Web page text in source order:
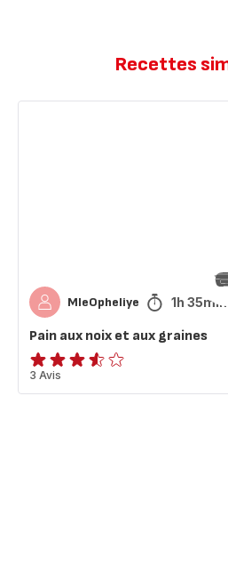
Recettes
MleOpheliye 1h 35min
Pain aux noix et aux graines
ratings.3.5
3 Avis